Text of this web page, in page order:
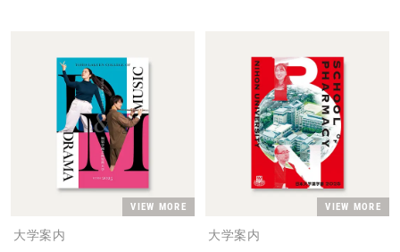
VIEW MORE
大学案内
VIEW MORE
大学案内